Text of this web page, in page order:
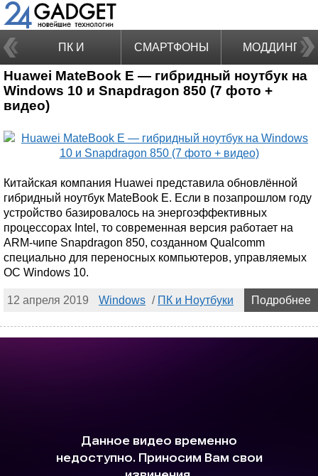
ПК И
НОУТБУКИ
СМАРТФОНЫ МОДДИНГ
Huawei MateBook E — гибридный ноутбук на
Windows 10 и Snapdragon 850 (7 фото +
видео)
Китайская компания Huawei представила обновлённой
гибридный ноутбук MateBook E. Если в позапрошлом году
устройство базировалось на энергоэффективных
процессорах Intel, то современная версия работает на
ARM-чипе Snapdragon 850, созданном Qualcomm
специально для переносных компьютеров, управляемых
ОС Windows 10.
12 апреля 2019 Windows / ПК и Ноутбуки Подробнее